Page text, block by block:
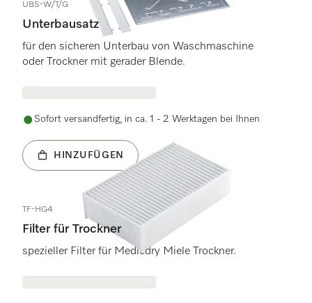
UBS-W/T/G
Unterbausatz
für den sicheren Unterbau von Waschmaschine
oder Trockner mit gerader Blende.
Sofort versandfertig, in ca. 1 - 2 Werktagen bei Ihnen
HINZUFÜGEN
TF-HG4
Filter für Trockner
spezieller Filter für Medicdry Miele Trockner.